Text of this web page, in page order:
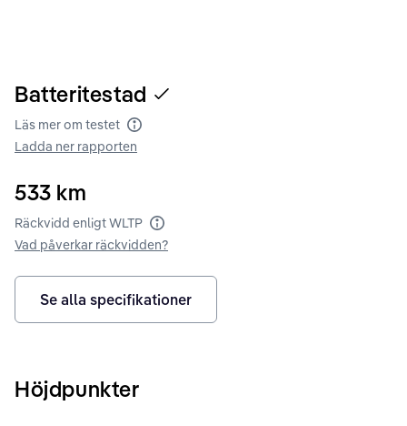
Batteritestad
Läs mer om testet Batteritest
Ladda ner rapporten
533 km
Räckvidd enligt WLTP Räckvidd enligt WLTP
Vad påverkar räckvidden?
Se alla specifikationer
Höjdpunkter